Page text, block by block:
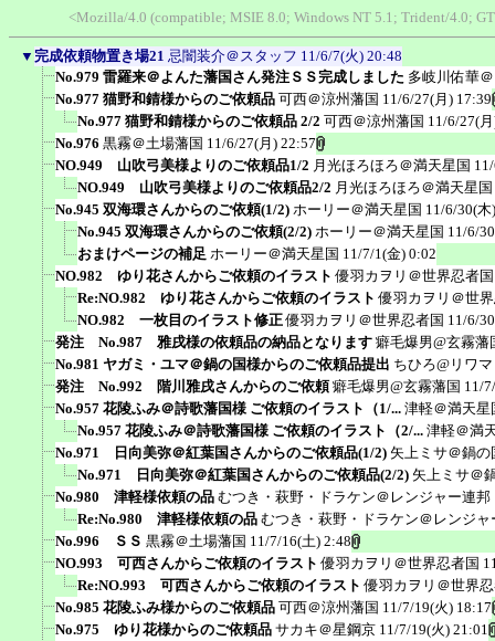
<Mozilla/4.0 (compatible; MSIE 8.0; Windows NT 5.1; Trident/4.0;
▼ 完成依頼物置き場21 忌闇装介＠スタッフ 11/6/7(火) 20:48
No.979 雷羅来＠よんた藩国さん発注ＳＳ完成しました 多岐川佑華
No.977 猫野和錆様からのご依頼品 可西＠涼州藩国 11/6/27(月) 17:39
No.977 猫野和錆様からのご依頼品 2/2 可西＠涼州藩国 11/6/27(
No.976 黒霧＠土場藩国 11/6/27(月) 22:57
NO.949 山吹弓美様よりのご依頼品1/2 月光ほろほろ＠満天星国
NO.949 山吹弓美様よりのご依頼品2/2 月光ほろほろ＠満天星国
No.945 双海環さんからのご依頼(1/2) ホーリー＠満天星国 11/6/30(木
No.945 双海環さんからのご依頼(2/2) ホーリー＠満天星国 11/6/
おまけページの補足 ホーリー＠満天星国 11/7/1(金) 0:02
NO.982 ゆり花さんからご依頼のイラスト 優羽カヲリ＠世界忍者国
Re:NO.982 ゆり花さんからご依頼のイラスト 優羽カヲリ＠世
NO.982 一枚目のイラスト修正 優羽カヲリ＠世界忍者国 11/6/
発注 No.987 雅戌様の依頼品の納品となります 癖毛爆男@玄霧藩
No.981 ヤガミ・ユマ＠鍋の国様からのご依頼品提出 ちひろ@リワ
発注 No.992 階川雅戌さんからのご依頼 癖毛爆男@玄霧藩国 11/
No.957 花陵ふみ＠詩歌藩国様 ご依頼のイラスト（1/... 津軽＠満天星
No.957 花陵ふみ＠詩歌藩国様 ご依頼のイラスト（2/... 津軽＠満
No.971 日向美弥＠紅葉国さんからのご依頼品(1/2) 矢上ミサ＠鍋の
No.971 日向美弥＠紅葉国さんからのご依頼品(2/2) 矢上ミサ＠
No.980 津軽様依頼の品 むつき・萩野・ドラケン＠レンジャー連邦
Re:No.980 津軽様依頼の品 むつき・萩野・ドラケン＠レンジャ
No.996 ＳＳ 黒霧＠土場藩国 11/7/16(土) 2:48
NO.993 可西さんからご依頼のイラスト 優羽カヲリ＠世界忍者国
Re:NO.993 可西さんからご依頼のイラスト 優羽カヲリ＠世界
No.985 花陵ふみ様からのご依頼品 可西＠涼州藩国 11/7/19(火) 18:17
No.975 ゆり花様からのご依頼品 サカキ＠星鋼京 11/7/19(火) 21:01